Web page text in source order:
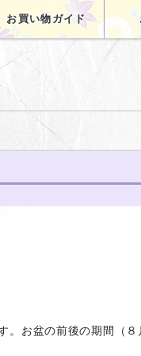
ンテンツへスキップ
お買い物ガイド
。お盆の前後の期間（